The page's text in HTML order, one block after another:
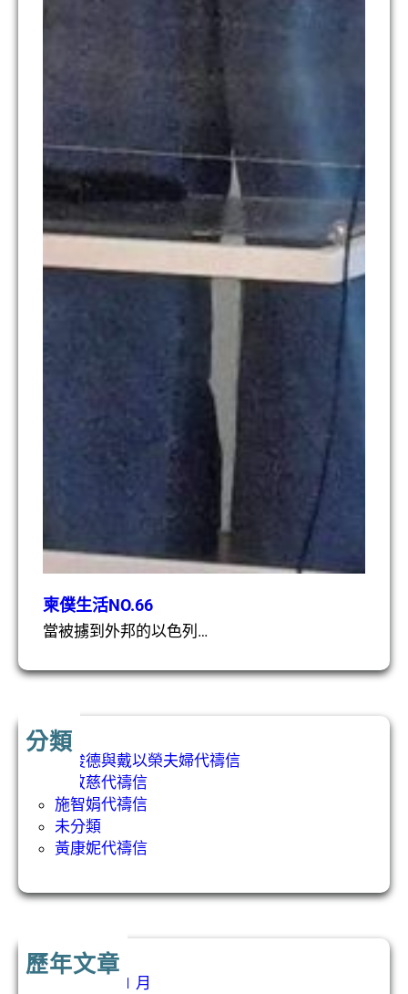
柬僕生活NO.66
當被擄到外邦的以色列…
分類
吳俊德與戴以榮夫婦代禱信
張敬慈代禱信
施智娟代禱信
未分類
黃康妮代禱信
歷年文章
2024 年 11 月